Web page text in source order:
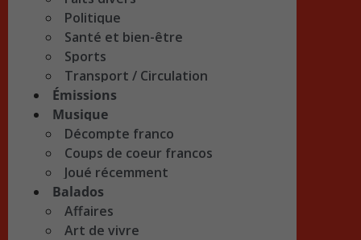
Politique
Santé et bien-être
Sports
Transport / Circulation
Émissions
Musique
Décompte franco
Coups de coeur francos
Joué récemment
Balados
Affaires
Art de vivre